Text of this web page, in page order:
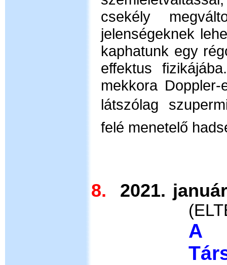
csekély
jelenségeknek
kaphatunk egy
effektus
mekkora
látszólag
felé menetelő
8. 2021.
(
A